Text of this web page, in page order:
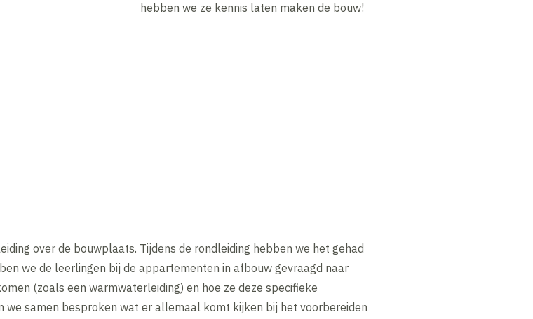
hebben we ze kennis laten maken de bouw!
over de bouwplaats. Tijdens de rondleiding hebben we het gehad
we de leerlingen bij de appartementen in afbouw gevraagd naar
(zoals een warmwaterleiding) en hoe ze deze specifieke
we samen besproken wat er allemaal komt kijken bij het voorbereiden